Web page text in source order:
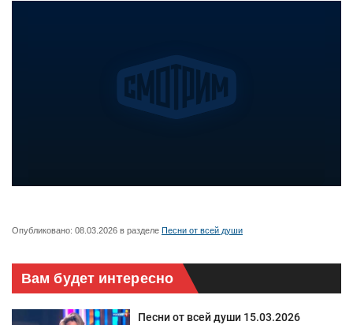
Опубликовано: 08.03.2026 в разделе Песни от всей души
Вам будет интересно
Песни от всей души 15.03.2026